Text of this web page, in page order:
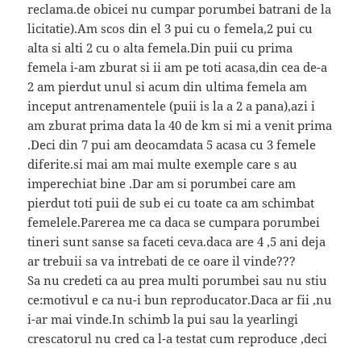
reclama.de obicei nu cumpar porumbei batrani de la
licitatie).Am scos din el 3 pui cu o femela,2 pui cu
alta si alti 2 cu o alta femela.Din puii cu prima
femela i-am zburat si ii am pe toti acasa,din cea de-a
2 am pierdut unul si acum din ultima femela am
inceput antrenamentele (puii is la a 2 a pana),azi i
am zburat prima data la 40 de km si mi a venit prima
.Deci din 7 pui am deocamdata 5 acasa cu 3 femele
diferite.si mai am mai multe exemple care s au
imperechiat bine .Dar am si porumbei care am
pierdut toti puii de sub ei cu toate ca am schimbat
femelele.Parerea me ca daca se cumpara porumbei
tineri sunt sanse sa faceti ceva.daca are 4 ,5 ani deja
ar trebuii sa va intrebati de ce oare il vinde???
Sa nu credeti ca au prea multi porumbei sau nu stiu
ce:motivul e ca nu-i bun reproducator.Daca ar fii ,nu
i-ar mai vinde.In schimb la pui sau la yearlingi
crescatorul nu cred ca l-a testat cum reproduce ,deci